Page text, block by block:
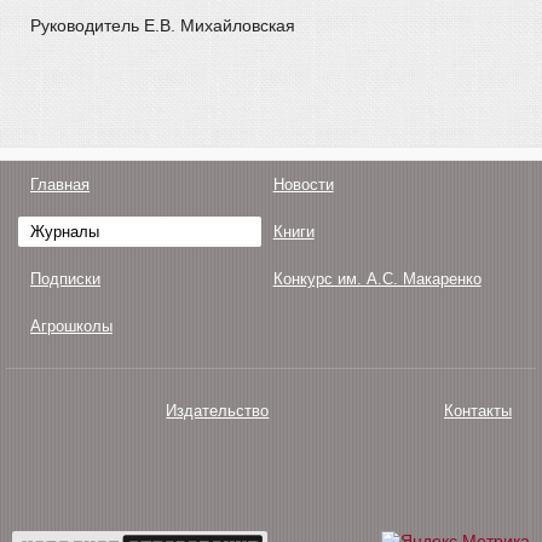
Руководитель Е.В. Михайловская
Главная Новости
Журналы Книги
Подписки Конкурс им. А.С. Макаренко
Агрошколы
Издательство Контакты